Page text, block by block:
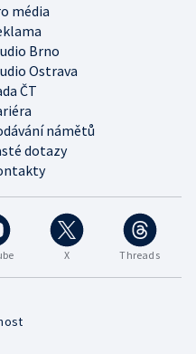
X Threads
média
Brno
Ostrava
ČT
námětů
dotazy